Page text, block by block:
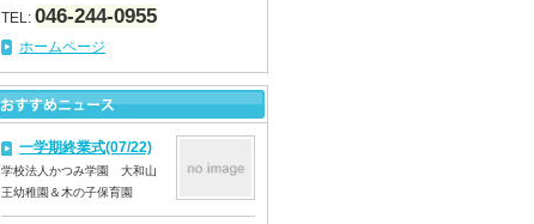
TEL: 046-244-0955
ホームページ
一学期終業式(07/22)
学校法人かつみ学園 大和山
王幼稚園＆木の子保育園